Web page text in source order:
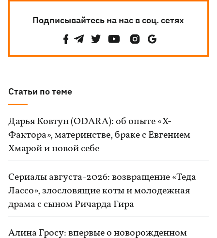
Подписывайтесь на нас в соц. сетях
Статьи по теме
Дарья Ковтун (ODARA): об опыте «Х-
Фактора», материнстве, браке с Евгением
Хмарой и новой себе
Сериалы августа-2026: возвращение «Теда
Лассо», злословящие коты и молодежная
драма с сыном Ричарда Гира
Алина Гросу: впервые о новорожденном